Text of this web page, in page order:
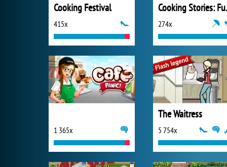
Cooking Festival
415x 274x
1 365x
The Waitress
5 754x